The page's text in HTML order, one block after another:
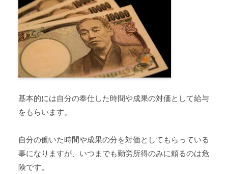
基本的には自分の奉仕した時間や成果の対価として給与
をもらいます。
自分の働いた時間や成果の分を対価としてもらっている
事になりますが、いつまでも勤労所得のみに頼るのは危
険です。